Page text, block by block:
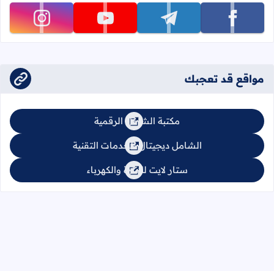
تابعنا على facebook تابعنا على telegram تابعنا على youtube تابعنا على instagram
مواقع قد تعجبك
مكتبة الشامل الرقمية
الشامل ديجيتال للخدمات التقنية
ستار لايت للإنارة والكهرباء